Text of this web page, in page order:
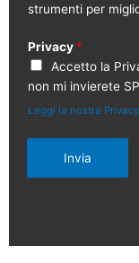
strumenti per
Privacy *
Accetto la
non mi invierete
Leggi la nostra
Invia